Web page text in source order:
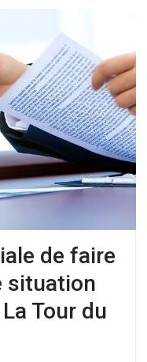
de faire
situation
Tour du